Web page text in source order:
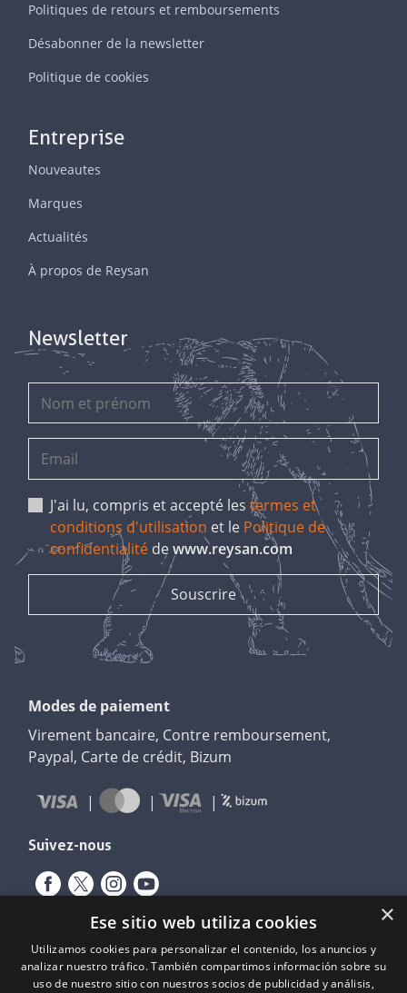
Politiques de retours et remboursements
Désabonner de la newsletter
Politique de cookies
Entreprise
Nouveautes
Marques
Actualités
À propos de Reysan
Newsletter
J'ai lu, compris et accepté lestermes et
conditions d'utilisation et le Politique de
confidentialité dewww.reysan.com
Modes de paiement
Virement bancaire, Contre remboursement,
Paypal, Carte de crédit, Bizum
Suivez-nous
×
Ese sitio web utiliza cookies
Utilizamos cookies para personalizar el contenido, los anuncios y
analizar nuestro tráfico. También compartimos información sobre su
uso de nuestro sitio con nuestros socios de publicidad y análisis,